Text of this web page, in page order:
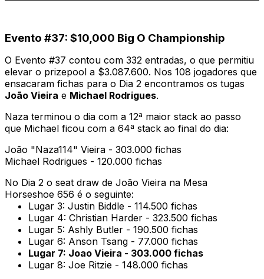
Evento #37: $10,000 Big O Championship
O Evento #37 contou com 332 entradas, o que permitiu
elevar o prizepool a $3.087.600. Nos 108 jogadores que
ensacaram fichas para o Dia 2 encontramos os tugas
João Vieira e Michael Rodrigues.
Naza terminou o dia com a 12ª maior stack ao passo
que Michael ficou com a 64ª stack ao final do dia:
João "Naza114" Vieira - 303.000 fichas
Michael Rodrigues - 120.000 fichas
No Dia 2 o seat draw de João Vieira na Mesa
Horseshoe 656 é o seguinte:
Lugar 3: Justin Biddle - 114.500 fichas
Lugar 4: Christian Harder - 323.500 fichas
Lugar 5: Ashly Butler - 190.500 fichas
Lugar 6: Anson Tsang - 77.000 fichas
Lugar 7: Joao Vieira - 303.000 fichas
Lugar 8: Joe Ritzie - 148.000 fichas